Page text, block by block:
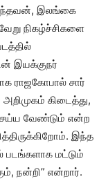
இலங்கை
நிகழ்ச்சிகளை
இயக்குநர்
ராஜகோபால் சார்
கிடைத்து,
வேண்டும் என்ற
இந்த
மட்டும்
நன்றி” என்றார்.